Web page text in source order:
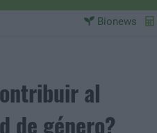
Bionews
al
de género?